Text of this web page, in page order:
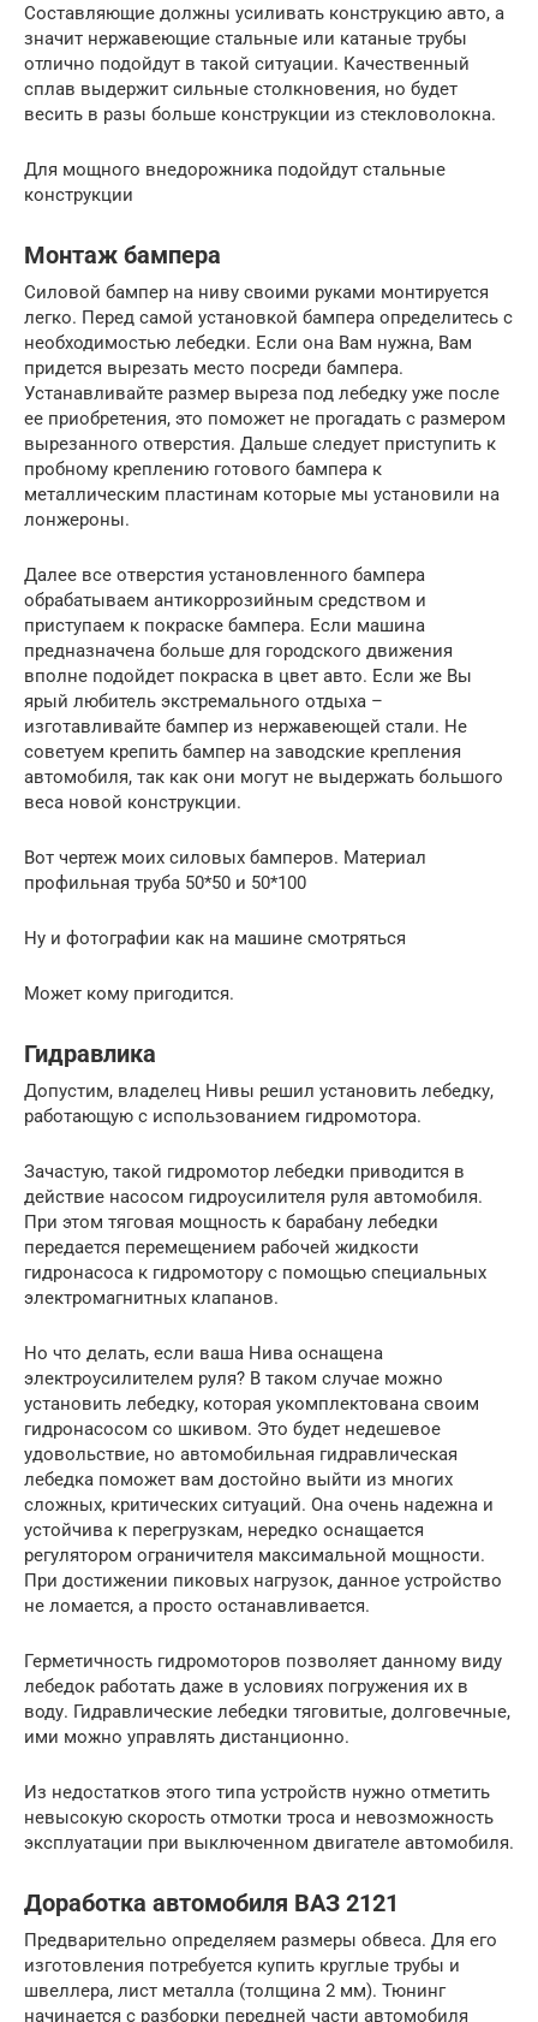
Составляющие должны усиливать конструкцию авто, а
значит нержавеющие стальные или катаные трубы
отлично подойдут в такой ситуации. Качественный
сплав выдержит сильные столкновения, но будет
весить в разы больше конструкции из стекловолокна.
Для мощного внедорожника подойдут стальные
конструкции
Монтаж бампера
Силовой бампер на ниву своими руками монтируется
легко. Перед самой установкой бампера определитесь с
необходимостью лебедки. Если она Вам нужна, Вам
придется вырезать место посреди бампера.
Устанавливайте размер выреза под лебедку уже после
ее приобретения, это поможет не прогадать с размером
вырезанного отверстия. Дальше следует приступить к
пробному креплению готового бампера к
металлическим пластинам которые мы установили на
лонжероны.
Далее все отверстия установленного бампера
обрабатываем антикоррозийным средством и
приступаем к покраске бампера. Если машина
предназначена больше для городского движения
вполне подойдет покраска в цвет авто. Если же Вы
ярый любитель экстремального отдыха –
изготавливайте бампер из нержавеющей стали. Не
советуем крепить бампер на заводские крепления
автомобиля, так как они могут не выдержать большого
веса новой конструкции.
Вот чертеж моих силовых бамперов. Материал
профильная труба 50*50 и 50*100
Ну и фотографии как на машине смотряться
Может кому пригодится.
Гидравлика
Допустим, владелец Нивы решил установить лебедку,
работающую с использованием гидромотора.
Зачастую, такой гидромотор лебедки приводится в
действие насосом гидроусилителя руля автомобиля.
При этом тяговая мощность к барабану лебедки
передается перемещением рабочей жидкости
гидронасоса к гидромотору с помощью специальных
электромагнитных клапанов.
Но что делать, если ваша Нива оснащена
электроусилителем руля? В таком случае можно
установить лебедку, которая укомплектована своим
гидронасосом со шкивом. Это будет недешевое
удовольствие, но автомобильная гидравлическая
лебедка поможет вам достойно выйти из многих
сложных, критических ситуаций. Она очень надежна и
устойчива к перегрузкам, нередко оснащается
регулятором ограничителя максимальной мощности.
При достижении пиковых нагрузок, данное устройство
не ломается, а просто останавливается.
Герметичность гидромоторов позволяет данному виду
лебедок работать даже в условиях погружения их в
воду. Гидравлические лебедки тяговитые, долговечные,
ими можно управлять дистанционно.
Из недостатков этого типа устройств нужно отметить
невысокую скорость отмотки троса и невозможность
эксплуатации при выключенном двигателе автомобиля.
Доработка автомобиля ВАЗ 2121
Предварительно определяем размеры обвеса. Для его
изготовления потребуется купить круглые трубы и
швеллера, лист металла (толщина 2 мм). Тюнинг
начинается с разборки передней части автомобиля